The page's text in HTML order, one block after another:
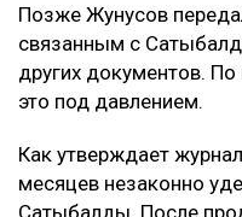
Позже Жунусов
связанным с
других документов.
это под давлением.
Как утверждает
месяцев незаконно
Сатыбалды. После